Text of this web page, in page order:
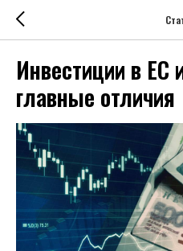
Инвестиции в ЕС
главные отличия